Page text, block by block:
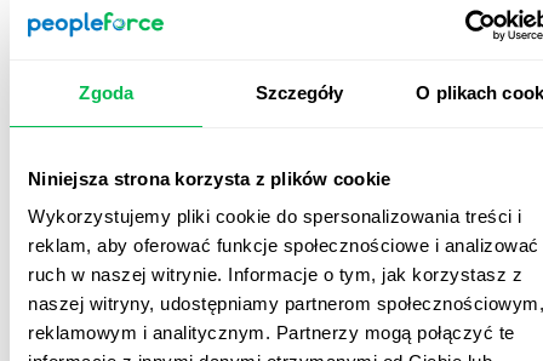
Zgoda Szczegóły O plikach
Niniejsza strona korzysta z plików cookie
Wykorzystujemy pliki cookie do spersonalizowania treści i
reklam, aby oferować funkcje społecznościowe i analizować
ruch w naszej witrynie. Informacje o tym, jak korzystasz z
naszej witryny, udostępniamy partnerom społecznościowym,
reklamowym i analitycznym. Partnerzy mogą połączyć te